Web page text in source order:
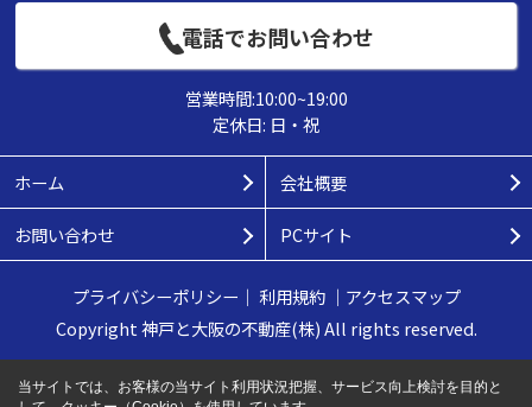
電話でお問い合わせ
営業時間:10:00~19:00
定休日: 日・祝
ホーム 会社概要
お問い合わせ PCサイト
プライバシーポリシー ｜ 利用規約｜ アクセスマップ
Copyright 神戸と大阪の不動産(株) All rights reserved.
当サイトでは、お客様の当サイト利用状況把握、サービス向上検討を目的と